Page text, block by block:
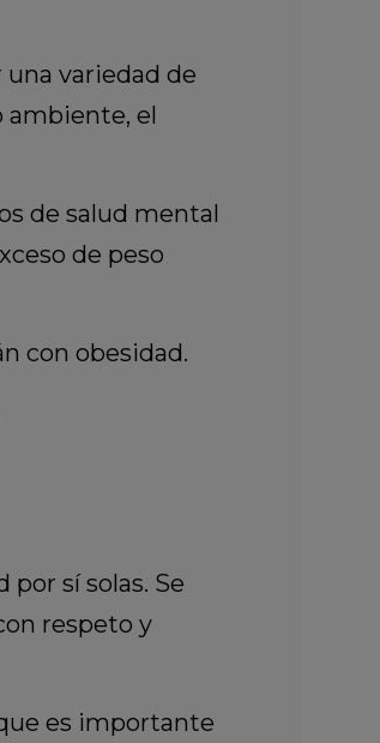
una variedad de
ambiente, el
de salud mental
de peso
con obesidad.
sí solas. Se
respeto y
es importante